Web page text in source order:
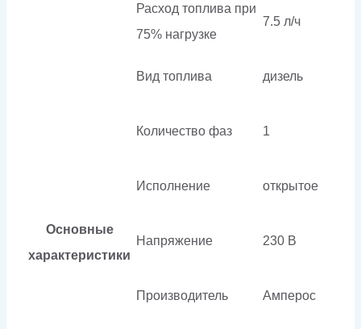
Основные
характеристики
Расход топлива при
75% нагрузке
7.5 л/ч
Вид топлива дизель
Количество фаз 1
Исполнение открытое
Напряжение 230 В
Производитель Амперос